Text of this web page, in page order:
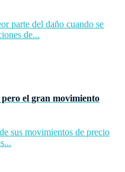
parte del daño cuando se
de...
el gran movimiento
sus movimientos de precio